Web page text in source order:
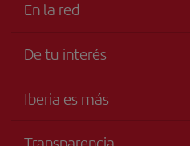
En la red
De tu interés
Accesibilidad
Iberia es más